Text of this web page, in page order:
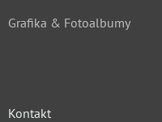
Grafika & Fotoalbumy
Kontakt